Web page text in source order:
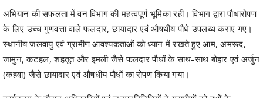
स्थानीय जलवायु एवं ग्रामीण आवश्यकताओं को ध्यान में रखते हुए आम, अमरूद,
जामुन, कटहल, शहतूत और इमली जैसे फलदार पौधों के साथ-साथ बोहार एवं अर्जुन
(कहवा) जैसे छायादार एवं औषधीय पौधों का रोपण किया गया।
कार्यक्रम के दौरान अधिकारियों एवं जनप्रतिनिधियों ने ग्रामीणों को वृक्षों के
पर्यावरणीय, सामाजिक एवं आर्थिक महत्व के बारे में जानकारी दी। उन्होंने बताया कि
वृक्षारोपण केवल पर्यावरण संरक्षण का माध्यम नहीं है, बल्कि यह आने वाली पीढ़ियों के